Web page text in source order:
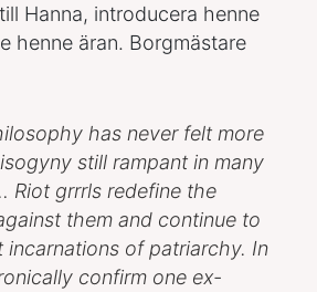
Hanna, introducera henne
henne äran. Borgmästare
has never felt more
still rampant in many
Riot grrrls redefine the
them and continue to
incarnations of patriarchy. In
confirm one ex-